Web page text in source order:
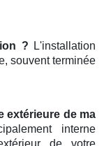
? L'installation
souvent terminée
extérieure de ma
interne